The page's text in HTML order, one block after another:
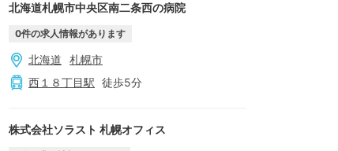
北海道札幌市中央区南二条西の病院
0件の求人情報があります
北海道
札幌市
西１８丁目駅 徒歩5分
株式会社ソラスト 札幌オフィス